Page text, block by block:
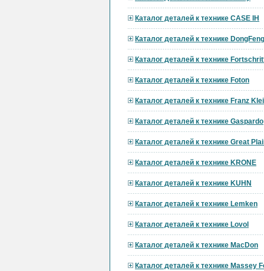
Каталог деталей к технике CASE IH
Каталог деталей к технике DongFeng
Каталог деталей к технике
Каталог деталей к технике Foton
Каталог деталей к технике Franz
Каталог деталей к технике Gaspardo
Каталог деталей к технике Great
Каталог деталей к технике KRONE
Каталог деталей к технике KUHN
Каталог деталей к технике Lemken
Каталог деталей к технике Lovol
Каталог деталей к технике MacDon
Каталог деталей к технике Massey